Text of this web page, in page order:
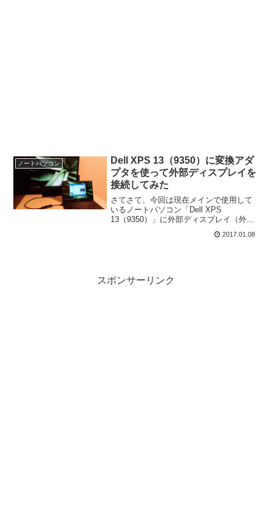
ノートパソコン
Dell XPS 13（9350）に変換アダ
プタを使って外部ディスプレイを
接続してみた
さてさて、今回は現在メインで使用して
いるノートパソコン「Dell XPS
13（9350）」に外部ディスプレイ（外付
います。XPS 13の最新型である9360も
2017.01.08
スポンサーリンク